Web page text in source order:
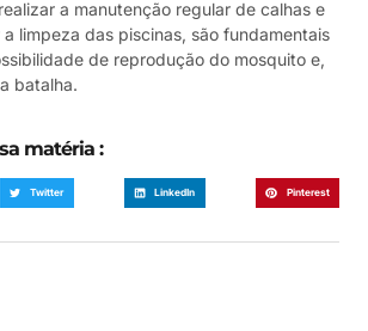
a manutenção regular de calhas e
limpeza das piscinas, são fundamentais
de reprodução do mosquito e,
batalha.
matéria :
Twitter LinkedIn Pinterest